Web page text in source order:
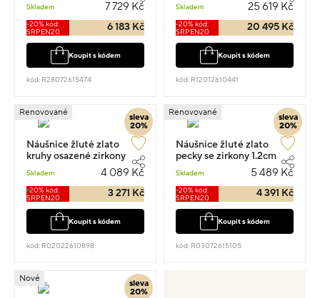
Skladem 7 729 Kč
-20% kód:
SRPEN20
6 183 Kč
Koupit s kódem
kód: R28072615474
Skladem 25 619 Kč
-20% kód:
SRPEN20
20 495 Kč
Koupit s kódem
kód: R12012610441
sleva
20%
Renovované
Náušnice žluté zlato
kruhy osazené zirkony
Skladem 4 089 Kč
-20% kód:
SRPEN20
3 271 Kč
Koupit s kódem
kód: R02022610898
sleva
20%
Renovované
Náušnice žluté zlato
pecky se zirkony 1.2cm
Skladem 5 489 Kč
-20% kód:
SRPEN20
4 391 Kč
Koupit s kódem
kód: R03072615105
sleva
20%
Nové